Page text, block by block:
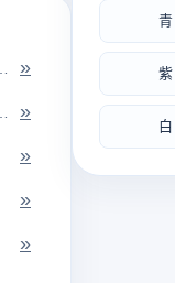
»
»
»
»
»
青
紫
白